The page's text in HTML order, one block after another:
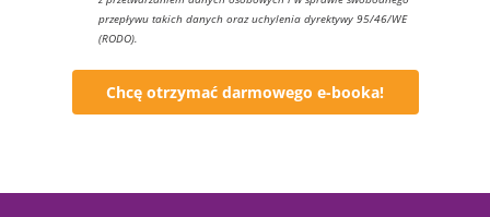
przepływu takich danych oraz uchylenia dyrektywy 95/46/WE
(RODO).
Chcę otrzymać darmowego e-booka!